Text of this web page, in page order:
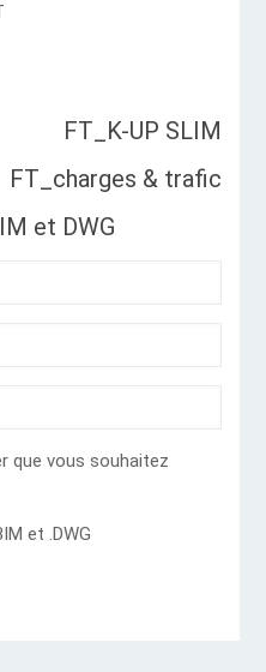
FT_K-UP SLIM
FT_charges & trafic
et DWG
que vous souhaitez
et .DWG